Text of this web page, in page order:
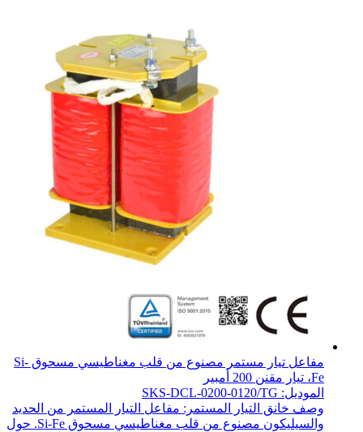
مفاعل تيار مستمر مصنوع من قلب مغناطيسي مسحوق Si-
Fe، تيار مقنن 200 أمبير
الموديل: SKS-DCL-0200-0120/TG
وصف خانق التيار المستمر: مفاعل التيار المستمر من الحديد
والسيليكون مصنوع من قلب مغناطيسي مسحوق Si-Fe. حول